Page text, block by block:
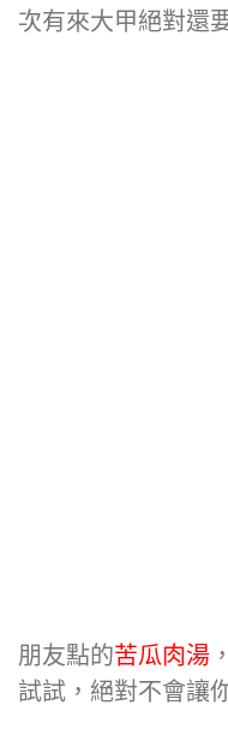
次有來大甲絕對還
朋友點的苦瓜肉湯
試試，絕對不會讓